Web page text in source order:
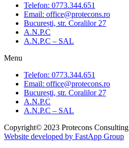
Telefon: 0773.344.651
Email: office@protecons.ro
București, str. Coralilor 27
A.N.P.C
A.N.P.C – SAL
Menu
Telefon: 0773.344.651
Email: office@protecons.ro
București, str. Coralilor 27
A.N.P.C
A.N.P.C – SAL
Copyright© 2023 Protecons Consulting
Website developed by FastApp Group